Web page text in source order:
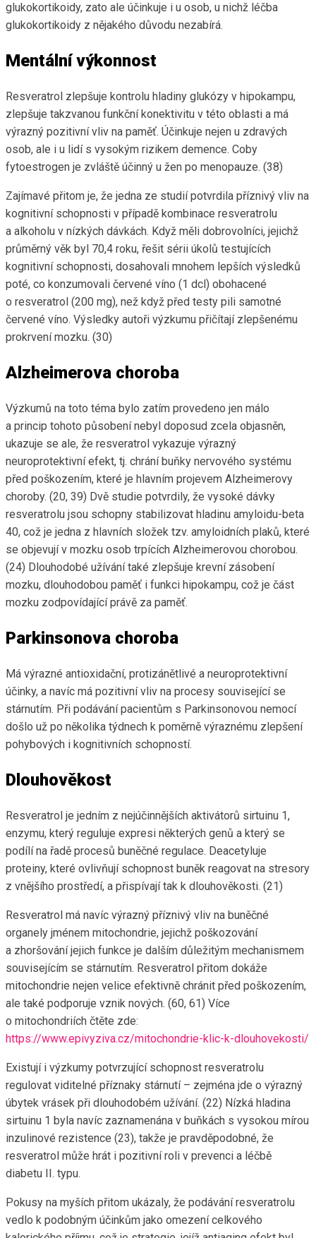
glukokortikoidy, zato ale účinkuje i u osob, u nichž léčba
glukokortikoidy z nějakého důvodu nezabírá.
Mentální výkonnost
Resveratrol zlepšuje kontrolu hladiny glukózy v hipokampu,
zlepšuje takzvanou funkční konektivitu v této oblasti a má
výrazný pozitivní vliv na paměť. Účinkuje nejen u zdravých
osob, ale i u lidí s vysokým rizikem demence. Coby
fytoestrogen je zvláště účinný u žen po menopauze. (38)
Zajímavé přitom je, že jedna ze studií potvrdila příznivý vliv na
kognitivní schopnosti v případě kombinace resveratrolu
a alkoholu v nízkých dávkách. Když měli dobrovolníci, jejichž
průměrný věk byl 70,4 roku, řešit sérii úkolů testujících
kognitivní schopnosti, dosahovali mnohem lepších výsledků
poté, co konzumovali červené víno (1 dcl) obohacené
o resveratrol (200 mg), než když před testy pili samotné
červené víno. Výsledky autoři výzkumu přičítají zlepšenému
prokrvení mozku. (30)
Alzheimerova choroba
Výzkumů na toto téma bylo zatím provedeno jen málo
a princip tohoto působení nebyl doposud zcela objasněn,
ukazuje se ale, že resveratrol vykazuje výrazný
neuroprotektivní efekt, tj. chrání buňky nervového systému
před poškozením, které je hlavním projevem Alzheimerovy
choroby. (20, 39) Dvě studie potvrdily, že vysoké dávky
resveratrolu jsou schopny stabilizovat hladinu amyloidu-beta
40, což je jedna z hlavních složek tzv. amyloidních plaků, které
se objevují v mozku osob trpících Alzheimerovou chorobou.
(24) Dlouhodobé užívání také zlepšuje krevní zásobení
mozku, dlouhodobou paměť i funkci hipokampu, což je část
mozku zodpovídající právě za paměť.
Parkinsonova choroba
Má výrazné antioxidační, protizánětlivé a neuroprotektivní
účinky, a navíc má pozitivní vliv na procesy související se
stárnutím. Při podávání pacientům s Parkinsonovou nemocí
došlo už po několika týdnech k poměrně výraznému zlepšení
pohybových i kognitivních schopností.
Dlouhověkost
Resveratrol je jedním z nejúčinnějších aktivátorů sirtuinu 1,
enzymu, který reguluje expresi některých genů a který se
podílí na řadě procesů buněčné regulace. Deacetyluje
proteiny, které ovlivňují schopnost buněk reagovat na stresory
z vnějšího prostředí, a přispívají tak k dlouhověkosti. (21)
Resveratrol má navíc výrazný příznivý vliv na buněčné
organely jménem mitochondrie, jejichž poškozování
a zhoršování jejich funkce je dalším důležitým mechanismem
souvisejícím se stárnutím. Resveratrol přitom dokáže
mitochondrie nejen velice efektivně chránit před poškozením,
ale také podporuje vznik nových. (60, 61) Více
o mitochondriích čtěte zde:
https://www.epivyziva.cz/mitochondrie-klic-k-dlouhovekosti/
Existují i výzkumy potvrzující schopnost resveratrolu
regulovat viditelné příznaky stárnutí – zejména jde o výrazný
úbytek vrásek při dlouhodobém užívání. (22) Nízká hladina
sirtuinu 1 byla navíc zaznamenána v buňkách s vysokou mírou
inzulinové rezistence (23), takže je pravděpodobné, že
resveratrol může hrát i pozitivní roli v prevenci a léčbě
diabetu II. typu.
Pokusy na myších přitom ukázaly, že podávání resveratrolu
vedlo k podobným účinkům jako omezení celkového